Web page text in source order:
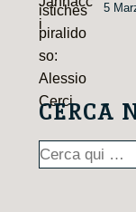
5
CERCA
Cerca: